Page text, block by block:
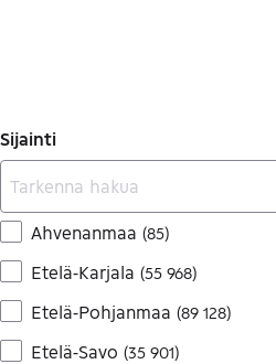
Sijainti
Ahvenanmaa (85)
Etelä-Karjala (55 968)
Etelä-Pohjanmaa (89 128)
Etelä-Savo (35 901)